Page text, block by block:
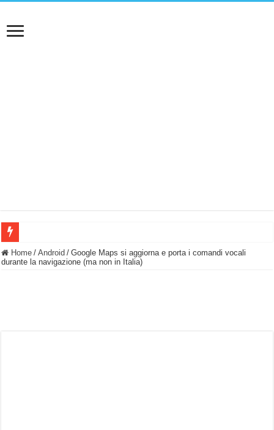
BASTA FATICARE! Questo robot tagliaerba lo appoggi e fa tutto lui! (Senza
Home / Android / Google Maps si aggiorna e porta i comandi vocali
durante la navigazione (ma non in Italia)